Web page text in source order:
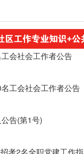
会社会工作者公告
工会社会工作者公告
告(第1号)